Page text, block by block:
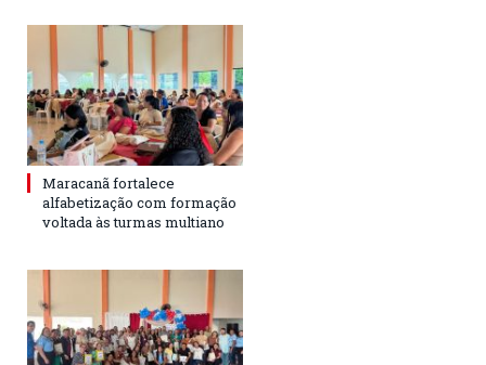
Maracanã fortalece
alfabetização com formação
voltada às turmas multiano